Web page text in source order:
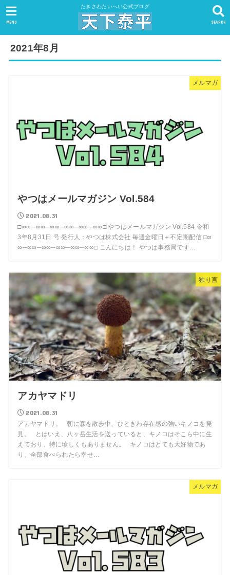
たきさわたいへい公式ブログ
SEARCH
MENU
2021年8月
メルマガ
やつはメールマガジン Vol.584
2021.08.31
□∞∞─∞∞─∞∞─∞∞─∞∞─∞∞□ やつはメールマガジン Vol.584 令和
3年8月31日 号 発行人：やつは株式会社 毎週金曜日＋不定期配信 □∞
∞─∞∞─∞∞─∞∞─∞∞─∞∞□ こんにちは！ やつは事務局です…
独り言
アカヤマドリ
2021.08.31
アカヤマドリ。 朝に森を散歩中、ひときわ存在感の強いキノコを発
見。 とはいえ、八ヶ岳生活を送っていると、キノコはそこら中に生
えており、特に珍しくもありません。 キノコはとても大好物であ
り、全部食べられたら幸せ…
メルマガ